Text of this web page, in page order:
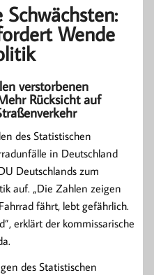
Wende
verstorbenen
Rücksicht auf
des Statistischen
in Deutschland
Deutschlands zum
auf. „Die Zahlen zeigen
fährt, lebt gefährlich.
erklärt der kommissarische
des Statistischen